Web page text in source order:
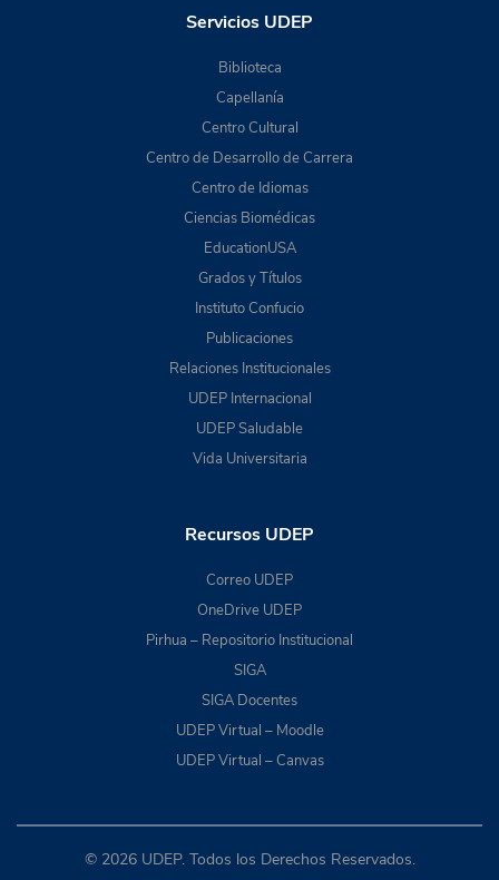
Servicios UDEP
Biblioteca
Capellanía
Centro Cultural
Centro de Desarrollo de Carrera
Centro de Idiomas
Ciencias Biomédicas
EducationUSA
Grados y Títulos
Instituto Confucio
Publicaciones
Relaciones Institucionales
UDEP Internacional
UDEP Saludable
Vida Universitaria
Recursos UDEP
Correo UDEP
OneDrive UDEP
Pirhua – Repositorio Institucional
SIGA
SIGA Docentes
UDEP Virtual – Moodle
UDEP Virtual – Canvas
© 2026 UDEP. Todos los Derechos Reservados.